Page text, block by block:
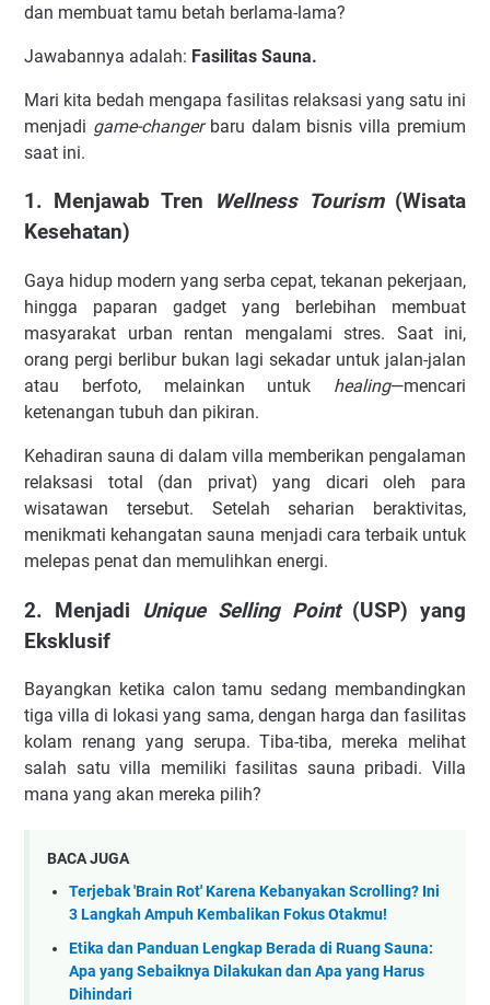
dan membuat tamu betah berlama-lama?
Jawabannya adalah: Fasilitas Sauna.
Mari kita bedah mengapa fasilitas relaksasi yang satu ini
menjadi game-changerbaru dalam bisnis villa premium
saat ini.
1. Menjawab Tren Wellness Tourism(Wisata
Kesehatan)
Gaya hidup modern yang serba cepat, tekanan pekerjaan,
hingga paparan gadget yang berlebihan membuat
masyarakat urban rentan mengalami stres. Saat ini,
orang pergi berlibur bukan lagi sekadar untuk jalan-jalan
atau berfoto, melainkan untuk healing—mencari
ketenangan tubuh dan pikiran.
Kehadiran sauna di dalam villa memberikan pengalaman
relaksasi total (dan privat) yang dicari oleh para
wisatawan tersebut. Setelah seharian beraktivitas,
menikmati kehangatan sauna menjadi cara terbaik untuk
melepas penat dan memulihkan energi.
2. Menjadi Unique Selling Point(USP) yang
Eksklusif
Bayangkan ketika calon tamu sedang membandingkan
tiga villa di lokasi yang sama, dengan harga dan fasilitas
kolam renang yang serupa. Tiba-tiba, mereka melihat
salah satu villa memiliki fasilitas sauna pribadi. Villa
mana yang akan mereka pilih?
BACA JUGA
Terjebak 'Brain Rot' Karena Kebanyakan Scrolling? Ini
3 Langkah Ampuh Kembalikan Fokus Otakmu!
Etika dan Panduan Lengkap Berada di Ruang Sauna:
Apa yang Sebaiknya Dilakukan dan Apa yang Harus
Dihindari